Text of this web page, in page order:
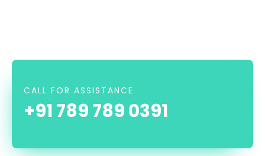
CALL FOR ASSISTANCE
+91 789 789 0391